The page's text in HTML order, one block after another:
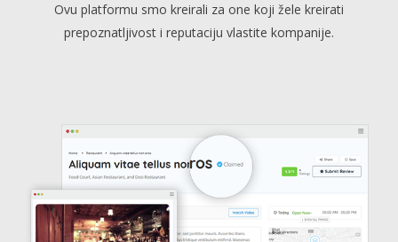
Ovu platformu smo kreirali za one koji žele kreirati
prepoznatljivost i reputaciju vlastite kompanije.